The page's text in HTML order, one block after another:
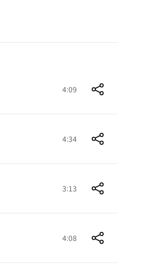
4:09
4:34
3:13
4:08